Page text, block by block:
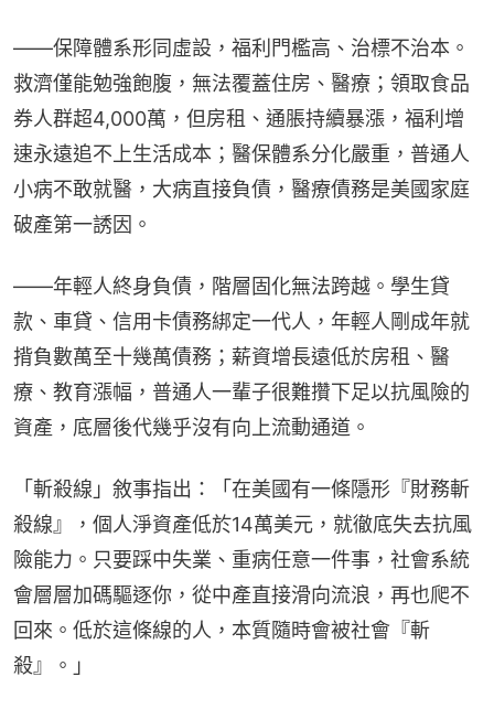
——保障體系形同虛設，福利門檻高、治標不治本。
救濟僅能勉強飽腹，無法覆蓋住房、醫療；領取食品
券人群超4,000萬，但房租、通脹持續暴漲，福利增
速永遠追不上生活成本；醫保體系分化嚴重，普通人
小病不敢就醫，大病直接負債，醫療債務是美國家庭
破產第一誘因。
——年輕人終身負債，階層固化無法跨越。學生貸
款、車貸、信用卡債務綁定一代人，年輕人剛成年就
揹負數萬至十幾萬債務；薪資增長遠低於房租、醫
療、教育漲幅，普通人一輩子很難攢下足以抗風險的
資產，底層後代幾乎沒有向上流動通道。
「斬殺線」敘事指出：「在美國有一條隱形『財務斬
殺線』，個人淨資產低於14萬美元，就徹底失去抗風
險能力。只要踩中失業、重病任意一件事，社會系統
會層層加碼驅逐你，從中產直接滑向流浪，再也爬不
回來。低於這條線的人，本質隨時會被社會『斬
殺』。」